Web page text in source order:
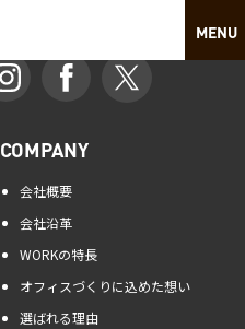
COMPANY
会社概要
会社沿革
WORKの特長
オフィスづくりに込めた想い
選ばれる理由